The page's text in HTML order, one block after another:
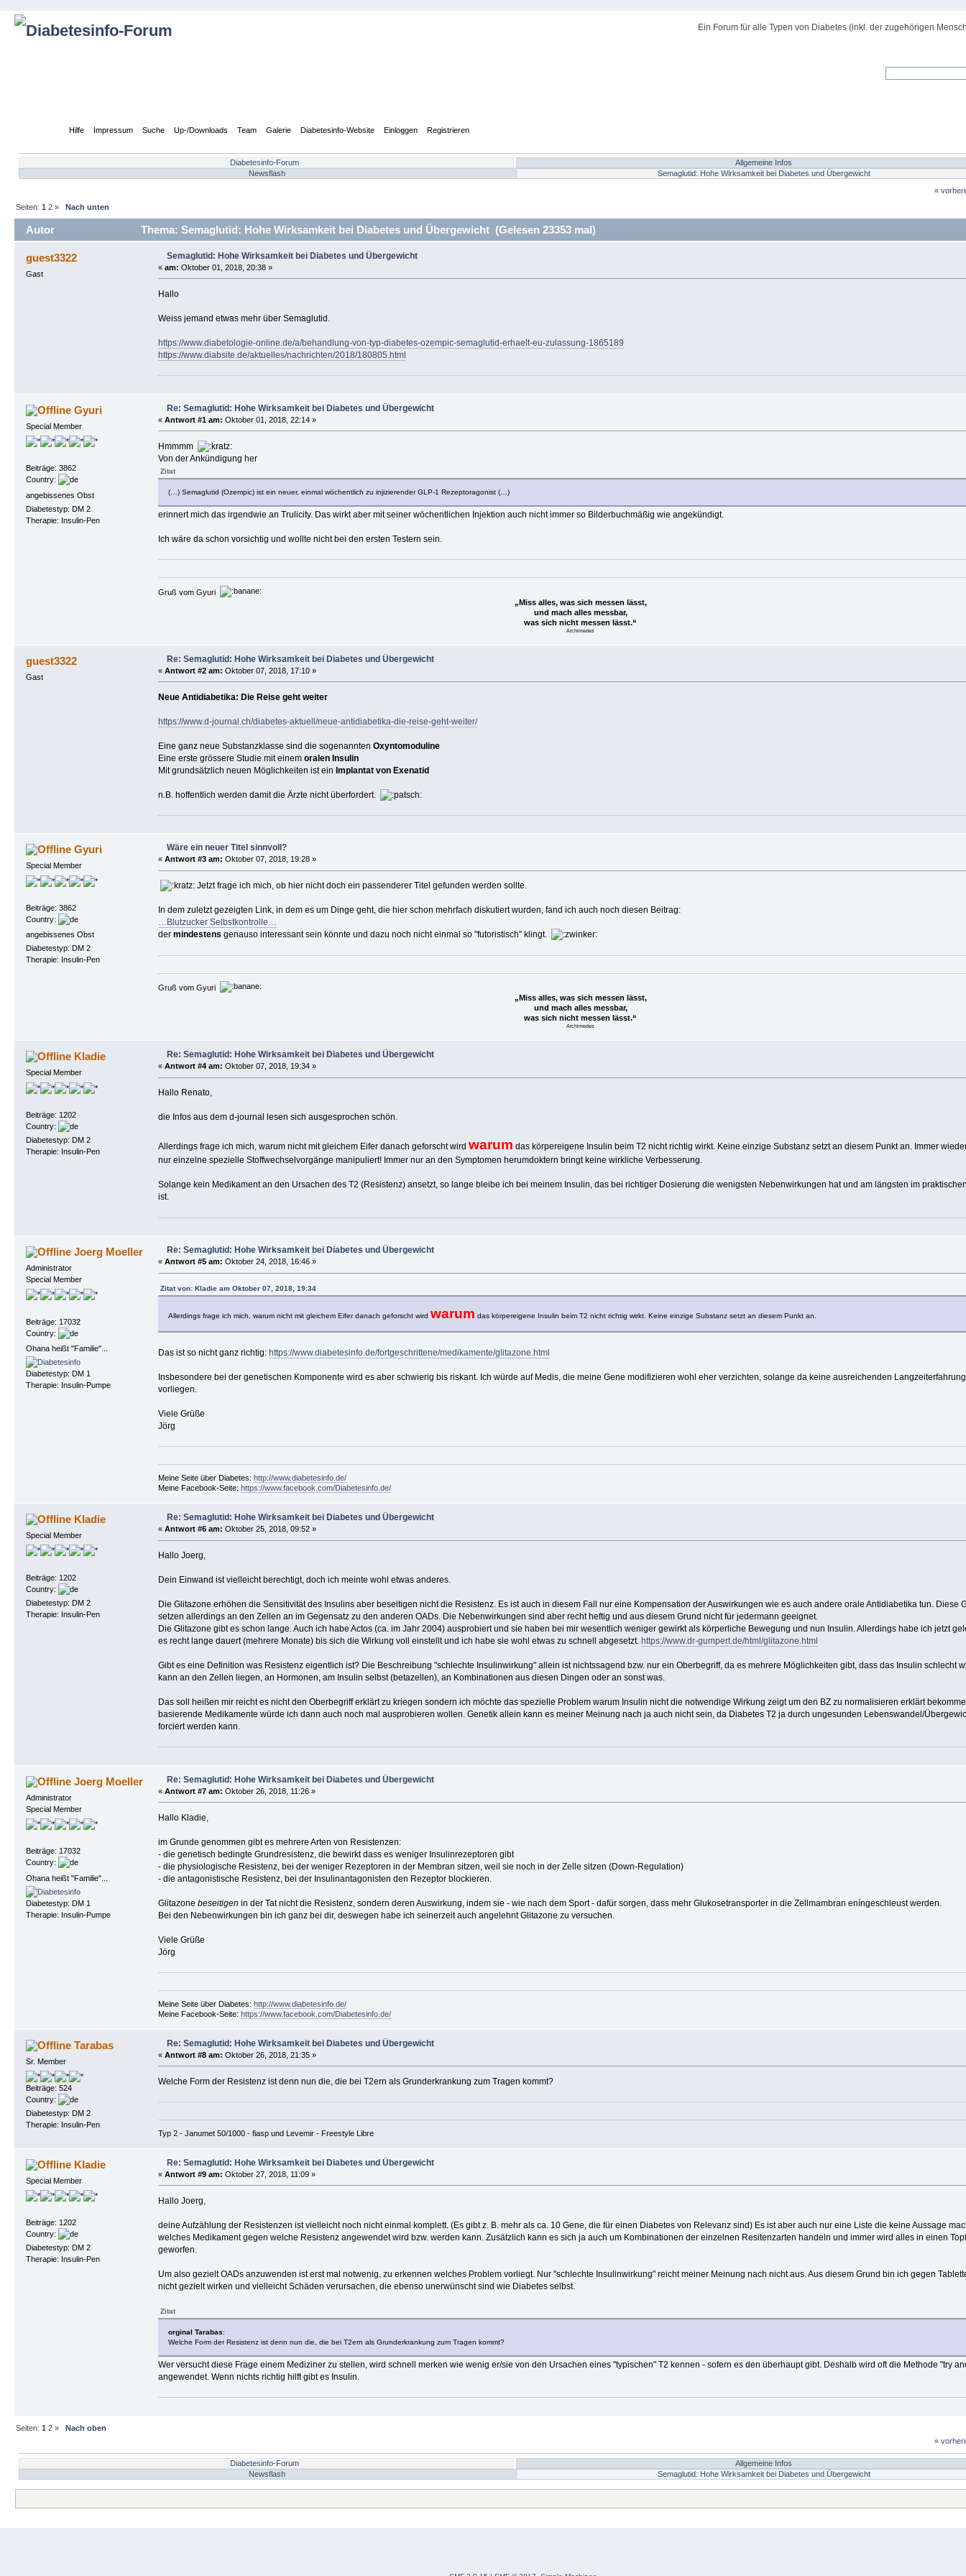
Ein Forum für alle Typen von Diabetes (inkl. der zugehörigen
Hilfe Impressum Suche Up-/Downloads Team Galerie Diabetesinfo-Website Einloggen Registrieren
Diabetesinfo-Forum
Allgemeine Infos
Newsflash
Semaglutid: Hohe Wirksamkeit bei Diabetes und Übergewicht
«
Seiten:1 2 » Nach unten
Autor Thema: Semaglutid: Hohe Wirksamkeit bei Diabetes und Übergewicht (Gelesen 23353 mal)
guest3322
Gast
Semaglutid: Hohe Wirksamkeit bei Diabetes und Übergewicht
« am: Oktober 01, 2018, 20:38 »
Hallo
Weiss jemand etwas mehr über Semaglutid.
https://www.diabetologie-online.de/a/behandlung-von-typ-diabetes-ozempic-semaglutid-erhaelt-eu-zulassung-1865189
https://www.diabsite.de/aktuelles/nachrichten/2018/180805.html
Gyuri
Special Member
Beiträge: 3862
Country:
angebissenes Obst
Diabetestyp: DM 2
Therapie: Insulin-Pen
Re: Semaglutid: Hohe Wirksamkeit bei Diabetes und Übergewicht
« Antwort #1 am: Oktober 01, 2018, 22:14 »
Hmmmm
Von der Ankündigung her
Zitat
(…) Semaglutid (Ozempic) ist ein neuer, einmal wöchentlich zu injizierender GLP-1 Rezeptoragonist (…)
erinnert mich das irgendwie an Trulicity. Das wirkt aber mit seiner wöchentlichen Injektion auch nicht immer so Bilderbuchmäßig wie angekündigt.
Ich wäre da schon vorsichtig und wollte nicht bei den ersten Testern sein.
Gruß vom Gyuri
„Miss alles, was sich messen lässt,
und mach alles messbar,
was sich nicht messen lässt.“
Archimedes
guest3322
Gast
Re: Semaglutid: Hohe Wirksamkeit bei Diabetes und Übergewicht
« Antwort #2 am: Oktober 07, 2018, 17:10 »
Neue Antidiabetika: Die Reise geht weiter
https://www.d-journal.ch/diabetes-aktuell/neue-antidiabetika-die-reise-geht-weiter/
Eine ganz neue Substanzklasse sind die sogenannten Oxyntomoduline
Eine erste grössere Studie mit einem oralen Insulin
Mit grundsätzlich neuen Möglichkeiten ist ein Implantat von Exenatid
n.B. hoffentlich werden damit die Ärzte nicht überfordert.
Gyuri
Special Member
Beiträge: 3862
Country:
angebissenes Obst
Diabetestyp: DM 2
Therapie: Insulin-Pen
Wäre ein neuer Titel sinnvoll?
« Antwort #3 am: Oktober 07, 2018, 19:28 »
Jetzt frage ich mich, ob hier nicht doch ein passenderer Titel gefunden werden sollte.
In dem zuletzt gezeigten Link, in dem es um Dinge geht, die hier schon mehrfach diskutiert wurden, fand ich auch noch diesen Beitrag:
…Blutzucker Selbstkontrolle…
der mindestens genauso interessant sein könnte und dazu noch nicht einmal so "futoristisch" klingt.
Gruß vom Gyuri
„Miss alles, was sich messen lässt,
und mach alles messbar,
was sich nicht messen lässt.“
Archimedes
Kladie
Special Member
Beiträge: 1202
Country:
Diabetestyp: DM 2
Therapie: Insulin-Pen
Re: Semaglutid: Hohe Wirksamkeit bei Diabetes und Übergewicht
« Antwort #4 am: Oktober 07, 2018, 19:34 »
Hallo Renato,
die Infos aus dem d-journal lesen sich ausgesprochen schön.
Allerdings frage ich mich, warum nicht mit gleichem Eifer danach geforscht wird warum das körpereigene Insulin beim T2 nicht richtig wirkt. Keine einzige Substanz setzt an diesem Punkt an. Immer
nur einzelne spezielle Stoffwechselvorgänge manipuliert! Immer nur an den Symptomen herumdoktern bringt keine wirkliche Verbesserung.
Solange kein Medikament an den Ursachen des T2 (Resistenz) ansetzt, so lange bleibe ich bei meinem Insulin, das bei richtiger Dosierung die wenigsten Nebenwirkungen hat und am längsten im
ist.
Joerg Moeller
Administrator
Special Member
Beiträge: 17032
Country:
Ohana heißt "Familie"...
Diabetestyp: DM 1
Therapie: Insulin-Pumpe
Re: Semaglutid: Hohe Wirksamkeit bei Diabetes und Übergewicht
« Antwort #5 am: Oktober 24, 2018, 16:46 »
Zitat von: Kladie am Oktober 07, 2018, 19:34
Allerdings frage ich mich, warum nicht mit gleichem Eifer danach geforscht wird warum das körpereigene Insulin beim T2 nicht richtig wirkt. Keine einzige Substanz setzt an diesem Punkt an.
Das ist so nicht ganz richtig: https://www.diabetesinfo.de/fortgeschrittene/medikamente/glitazone.html
Insbesondere bei der genetischen Komponente wird es aber schwierig bis riskant. Ich würde auf Medis, die meine Gene modifizieren wohl eher verzichten, solange da keine ausreichenden
vorliegen.
Viele Grüße
Jörg
Meine Seite über Diabetes: http://www.diabetesinfo.de/
Meine Facebook-Seite: https://www.facebook.com/Diabetesinfo.de/
Kladie
Special Member
Beiträge: 1202
Country:
Diabetestyp: DM 2
Therapie: Insulin-Pen
Re: Semaglutid: Hohe Wirksamkeit bei Diabetes und Übergewicht
« Antwort #6 am: Oktober 25, 2018, 09:52 »
Hallo Joerg,
Dein Einwand ist vielleicht berechtigt, doch ich meinte wohl etwas anderes.
Die Glitazone erhöhen die Sensitivität des Insulins aber beseitigen nicht die Resistenz. Es ist auch in diesem Fall nur eine Kompensation der Auswirkungen wie es auch andere orale Antidiabetika tun. Diese
setzen allerdings an den Zellen an im Gegensatz zu den anderen OADs. Die Nebenwirkungen sind aber recht heftig und aus diesem Grund nicht für jedermann geeignet.
Die Glitazone gibt es schon lange. Auch ich habe Actos (ca. im Jahr 2004) ausprobiert und sie haben bei mir wesentlich weniger gewirkt als körperliche Bewegung und nun Insulin. Allerdings habe ich jetzt
es recht lange dauert (mehrere Monate) bis sich die Wirkung voll einstellt und ich habe sie wohl etwas zu schnell abgesetzt. https://www.dr-gumpert.de/html/glitazone.html
Gibt es eine Definition was Resistenz eigentlich ist? Die Beschreibung "schlechte Insulinwirkung" allein ist nichtssagend bzw. nur ein Oberbegriff, da es mehrere Möglichkeiten gibt, dass das Insulin schlecht
kann an den Zellen liegen, an Hormonen, am Insulin selbst (betazellen), an Kombinationen aus diesen Dingen oder an sonst was.
Das soll heißen mir reicht es nicht den Oberbegriff erklärt zu kriegen sondern ich möchte das spezielle Problem warum Insulin nicht die notwendige Wirkung zeigt um den BZ zu normalisieren erklärt
basierende Medikamente würde ich dann auch noch mal ausprobieren wollen. Genetik allein kann es meiner Meinung nach ja auch nicht sein, da Diabetes T2 ja durch ungesunden Lebenswandel/
forciert werden kann.
Joerg Moeller
Administrator
Special Member
Beiträge: 17032
Country:
Ohana heißt "Familie"...
Diabetestyp: DM 1
Therapie: Insulin-Pumpe
Re: Semaglutid: Hohe Wirksamkeit bei Diabetes und Übergewicht
« Antwort #7 am: Oktober 26, 2018, 11:26 »
Hallo Kladie,
im Grunde genommen gibt es mehrere Arten von Resistenzen:
- die genetisch bedingte Grundresistenz, die bewirkt dass es weniger Insulinrezeptoren gibt
- die physiologische Resistenz, bei der weniger Rezeptoren in der Membran sitzen, weil sie noch in der Zelle sitzen (Down-Regulation)
- die antagonistische Resistenz, bei der Insulinantagonisten den Rezeptor blockieren.
Glitazone beseitigen in der Tat nicht die Resistenz, sondern deren Auswirkung, indem sie - wie nach dem Sport - dafür sorgen, dass mehr Glukosetransporter in die Zellmambran eníngeschleust werden.
Bei den Nebenwirkungen bin ich ganz bei dir, deswegen habe ich seinerzeit auch angelehnt Glitazone zu versuchen.
Viele Grüße
Jörg
Meine Seite über Diabetes: http://www.diabetesinfo.de/
Meine Facebook-Seite: https://www.facebook.com/Diabetesinfo.de/
Tarabas
Sr. Member
Beiträge: 524
Country:
Diabetestyp: DM 2
Therapie: Insulin-Pen
Re: Semaglutid: Hohe Wirksamkeit bei Diabetes und Übergewicht
« Antwort #8 am: Oktober 26, 2018, 21:35 »
Welche Form der Resistenz ist denn nun die, die bei T2ern als Grunderkrankung zum Tragen kommt?
Typ 2 - Janumet 50/1000 - fiasp und Levemir - Freestyle Libre
Kladie
Special Member
Beiträge: 1202
Country:
Diabetestyp: DM 2
Therapie: Insulin-Pen
Re: Semaglutid: Hohe Wirksamkeit bei Diabetes und Übergewicht
« Antwort #9 am: Oktober 27, 2018, 11:09 »
Hallo Joerg,
deine Aufzählung der Resistenzen ist vielleicht noch nicht einmal komplett. (Es gibt z. B. mehr als ca. 10 Gene, die für einen Diabetes von Relevanz sind) Es ist aber auch nur eine Liste die keine Aussage
welches Medikament gegen welche Resistenz angewendet wird bzw. werden kann. Zusätzlich kann es sich ja auch um Kombinationen der einzelnen Resitenzarten handeln und immer wird alles in einen Topf
geworfen.
Um also gezielt OADs anzuwenden ist erst mal notwenig, zu erkennen welches Problem vorliegt. Nur "schlechte Insulinwirkung" reicht meiner Meinung nach nicht aus. Aus diesem Grund bin ich gegen
nicht gezielt wirken und vielleicht Schäden verursachen, die ebenso unerwünscht sind wie Diabetes selbst.
Zitat
orginal Tarabas:
Welche Form der Resistenz ist denn nun die, die bei T2ern als Grunderkrankung zum Tragen kommt?
Wer versucht diese Frage einem Mediziner zu stellen, wird schnell merken wie wenig er/sie von den Ursachen eines "typischen" T2 kennen - sofern es den überhaupt gibt. Deshalb wird oft die Methode "try
angewendet. Wenn nichts richtig hilft gibt es Insulin.
Seiten:1 2 »
Nach oben
«
Diabetesinfo-Forum
Allgemeine Infos
Newsflash
Semaglutid: Hohe Wirksamkeit bei Diabetes und Übergewicht